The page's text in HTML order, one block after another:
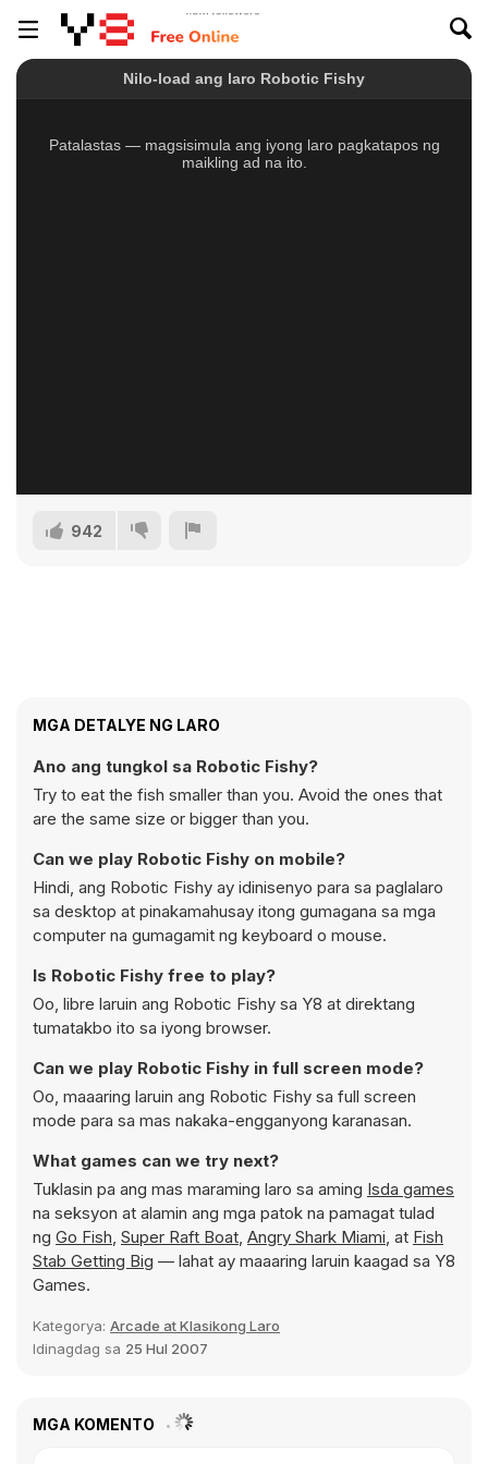
942
MGA DETALYE NG LARO
Ano ang tungkol sa Robotic Fishy?
Try to eat the fish smaller than you. Avoid the ones that
are the same size or bigger than you.
Can we play Robotic Fishy on mobile?
Hindi, ang Robotic Fishy ay idinisenyo para sa paglalaro
sa desktop at pinakamahusay itong gumagana sa mga
computer na gumagamit ng keyboard o mouse.
Is Robotic Fishy free to play?
Oo, libre laruin ang Robotic Fishy sa Y8 at direktang
tumatakbo ito sa iyong browser.
Can we play Robotic Fishy in full screen mode?
Oo, maaaring laruin ang Robotic Fishy sa full screen
mode para sa mas nakaka-engganyong karanasan.
What games can we try next?
Tuklasin pa ang mas maraming laro sa aming Isda games
na seksyon at alamin ang mga patok na pamagat tulad
ng Go Fish, Super Raft Boat, Angry Shark Miami, at Fish
Stab Getting Big — lahat ay maaaring laruin kaagad sa Y8
Games.
Kategorya: Arcade at Klasikong Laro
Idinagdag sa 25 Hul 2007
MGA KOMENTO